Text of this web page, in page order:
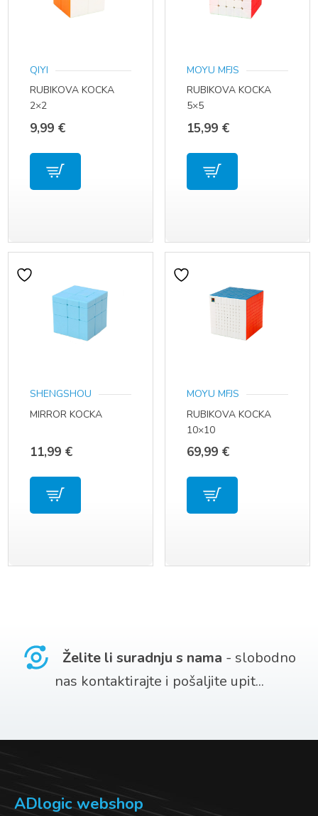
QIYI
RUBIKOVA KOCKA
2×2
9,99 €
MOYU MFJS
RUBIKOVA KOCKA
5×5
15,99 €
SHENGSHOU
MIRROR KOCKA
11,99 €
MOYU MFJS
RUBIKOVA KOCKA
10×10
69,99 €
Želite li suradnju s nama - slobodno
nas kontaktirajte i pošaljite upit...
ADlogic webshop